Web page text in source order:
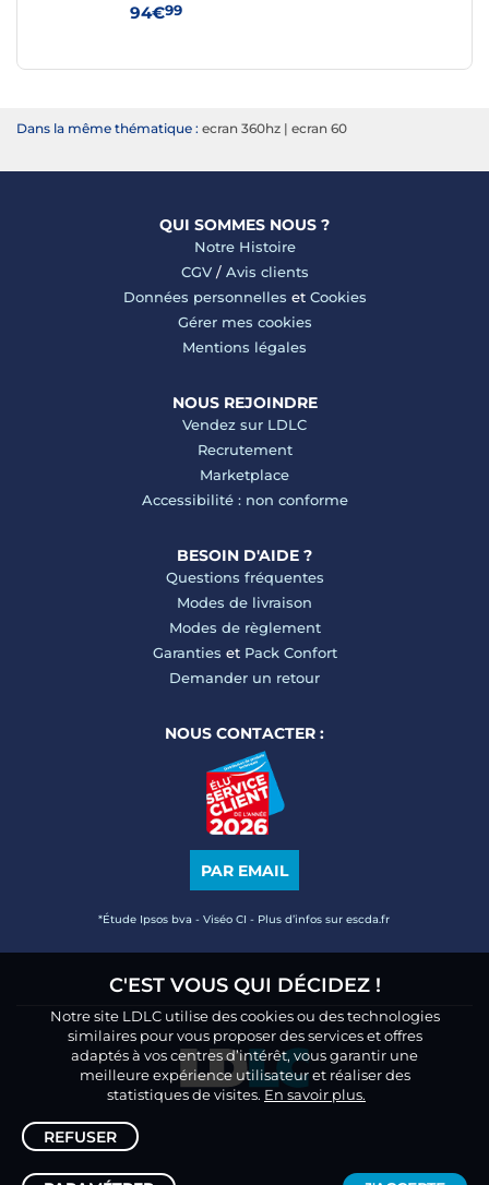
94€99
Dans la même thématique : ecran 360hz | ecran 60
QUI SOMMES NOUS ?
Notre Histoire
CGV/ Avis clients
Données personnelles et Cookies
Gérer mes cookies
Mentions légales
NOUS REJOINDRE
Vendez sur LDLC
Recrutement
Marketplace
Accessibilité : non conforme
BESOIN D'AIDE ?
Questions fréquentes
Modes de livraison
Modes de règlement
Garanties et Pack Confort
Demander un retour
NOUS CONTACTER :
PAR EMAIL
*Étude Ipsos bva - Viséo CI - Plus d’infos sur escda.fr
C'EST VOUS QUI DÉCIDEZ !
Notre site LDLC utilise des cookies ou des technologies
similaires pour vous proposer des services et offres
adaptés à vos centres d’intérêt, vous garantir une
meilleure expérience utilisateur et réaliser des
statistiques de visites. En savoir plus.
REFUSER